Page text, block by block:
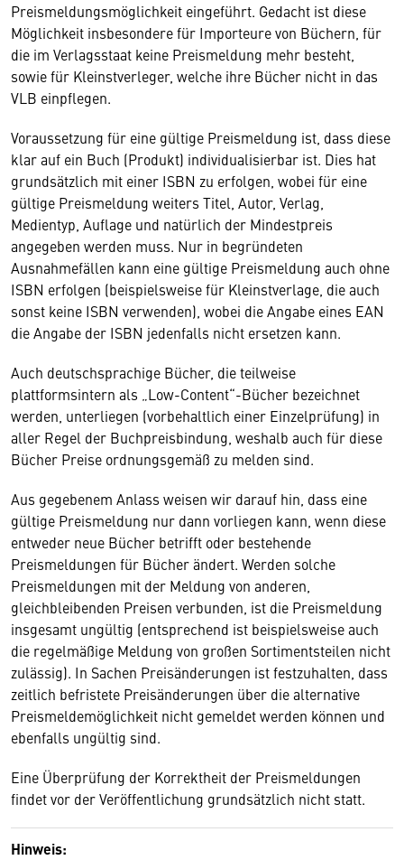
Preismeldungsmöglichkeit eingeführt. Gedacht ist diese
Möglichkeit insbesondere für Importeure von Büchern, für
die im Verlagsstaat keine Preismeldung mehr besteht,
sowie für Kleinstverleger, welche ihre Bücher nicht in das
VLB einpflegen.
Voraussetzung für eine gültige Preismeldung ist, dass diese
klar auf ein Buch (Produkt) individualisierbar ist. Dies hat
grundsätzlich mit einer ISBN zu erfolgen, wobei für eine
gültige Preismeldung weiters Titel, Autor, Verlag,
Medientyp, Auflage und natürlich der Mindestpreis
angegeben werden muss. Nur in begründeten
Ausnahmefällen kann eine gültige Preismeldung auch ohne
ISBN erfolgen (beispielsweise für Kleinstverlage, die auch
sonst keine ISBN verwenden), wobei die Angabe eines EAN
die Angabe der ISBN jedenfalls nicht ersetzen kann.
Auch deutschsprachige Bücher, die teilweise
plattformsintern als „Low-Content“-Bücher bezeichnet
werden, unterliegen (vorbehaltlich einer Einzelprüfung) in
aller Regel der Buchpreisbindung, weshalb auch für diese
Bücher Preise ordnungsgemäß zu melden sind.
Aus gegebenem Anlass weisen wir darauf hin, dass eine
gültige Preismeldung nur dann vorliegen kann, wenn diese
entweder neue Bücher betrifft oder bestehende
Preismeldungen für Bücher ändert. Werden solche
Preismeldungen mit der Meldung von anderen,
gleichbleibenden Preisen verbunden, ist die Preismeldung
insgesamt ungültig (entsprechend ist beispielsweise auch
die regelmäßige Meldung von großen Sortimentsteilen nicht
zulässig). In Sachen Preisänderungen ist festzuhalten, dass
zeitlich befristete Preisänderungen über die alternative
Preismeldemöglichkeit nicht gemeldet werden können und
ebenfalls ungültig sind.
Eine Überprüfung der Korrektheit der Preismeldungen
findet vor der Veröffentlichung grundsätzlich nicht statt.
Hinweis: